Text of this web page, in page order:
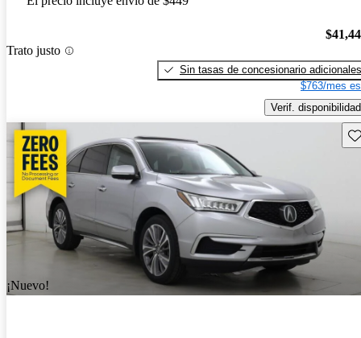
Trato justo
Sin tasas de concesionario adicionales
$763/mes
Verif. disponibilidad
¡Nuevo!